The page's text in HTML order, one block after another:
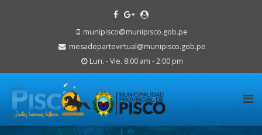
munipisco@munipisco.gob.pe
mesadepartevirtual@munipisco.gob.pe
Lun. - Vie. 8:00 am - 2:00 pm